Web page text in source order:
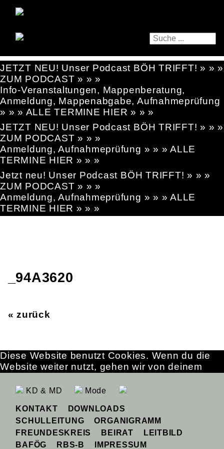
JETZT NEU! Unser Podcast BÖH TRIFFT! » » »
ZUM PODCAST » » »
Info-Veranstaltungen, Mappenberatung,
Anmeldung, Mappenabgabe, Aufnahmeprüfung
» » » ALLE TERMINE HIER » » »
JETZT NEU! Unser Podcast BÖH TRIFFT! » » »
ZUM PODCAST » » »
Anmeldung, Aufnahmeprüfung » » » ALLE
TERMINE HIER » » »
Jetzt neu! Unser Podcast BÖH TRIFFT! » » »
ZUM PODCAST » » »
Anmeldung, Aufnahmeprüfung » » » ALLE
TERMINE HIER » » »
_94A3620
« zurück
KD & MD Mode
KONTAKT
DOWNLOADS
SCHULLEITUNG
ORGANIGRAMM
FREUNDESKREIS
BEIRAT
LEITBILD
BAFÖG
RBS-B IMPRESSUM
Diese Website benutzt Cookies. Wenn du die
Website weiter nutzt, gehen wir von deinem